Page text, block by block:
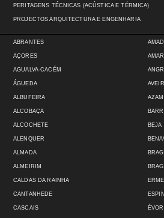
PERITAGENS TÉCNICAS (ACÚSTICA E TÉRMICA)
PROJECTOS ARQUITECTURA E ENGENHARIA
ABRANTES
AÇORES
AGUALVA-CACÉM
ÁGUEDA
ALBUFEIRA
ALCOBAÇA
ALCOCHETE
ALENQUER
ALMADA
ALMEIRIM
BEJA
CALDAS DA RAINHA
CANTANHEDE
CASCAIS